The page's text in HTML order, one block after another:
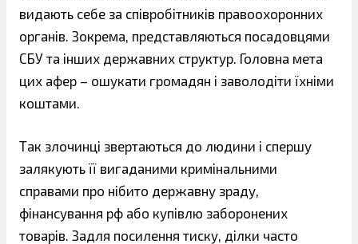
видають себе за співробітників правоохоронних
органів. Зокрема, представляються посадовцями
СБУ та інших державних структур. Головна мета
цих афер – ошукати громадян і заволодіти їхніми
коштами.
Так злочинці звертаються до людини і спершу
залякують її вигаданими кримінальними
справами про нібито державну зраду,
фінансування рф або купівлю заборонених
товарів. Задля посилення тиску, ділки часто